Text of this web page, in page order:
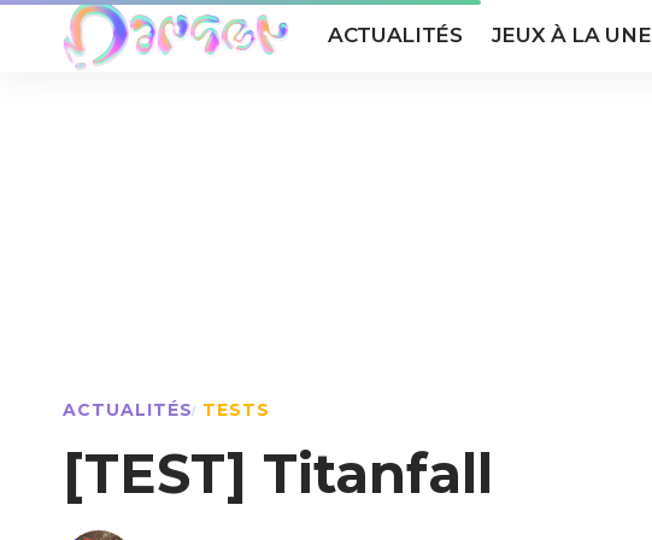
ACTUALITÉS JEUX À LA UNE
ACTUALITÉS TESTS
[TEST] Titanfall